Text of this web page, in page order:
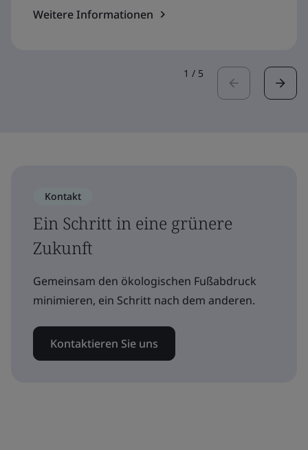
Weitere Informationen
1 / 5
Kontakt
Ein Schritt in eine grünere
Zukunft
Gemeinsam den ökologischen Fußabdruck
minimieren, ein Schritt nach dem anderen.
Kontaktieren Sie uns